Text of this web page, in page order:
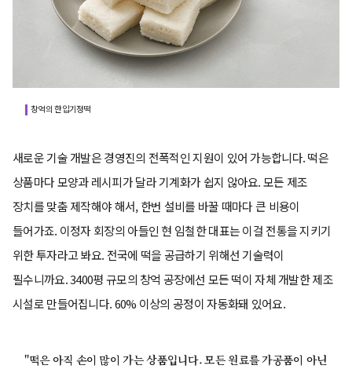
창억의 한입기정떡
새로운 기술 개발은 경영진의 전폭적인 지원이 있어 가능합니다. 떡은
상품마다 모양과 레시피가 달라 기계화가 쉽지 않아요. 모든 제조
장치를 맞춤 제작해야 해서, 한번 설비를 바꿀 때마다 큰 비용이
들어가죠. 이정자 회장의 아들인 현 임철한 대표는 이걸 전통을 지키기
위한 투자라고 봐요. 전국에 떡을 공급하기 위해선 기술력이
필수니까요. 3400평 규모의 창억 공장에선 모든 떡이 자체 개발한 제조
시설로 만들어집니다. 60% 이상의 공정이 자동화돼 있어요.
"떡은 아직 손이 많이 가는 상품입니다. 모든 원료를 가공품이 아닌